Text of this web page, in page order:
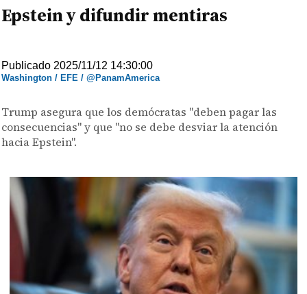
Epstein y difundir mentiras
Publicado 2025/11/12 14:30:00
Washington / EFE / @PanamAmerica
Trump asegura que los demócratas "deben pagar las
consecuencias" y que "no se debe desviar la atención
hacia Epstein".